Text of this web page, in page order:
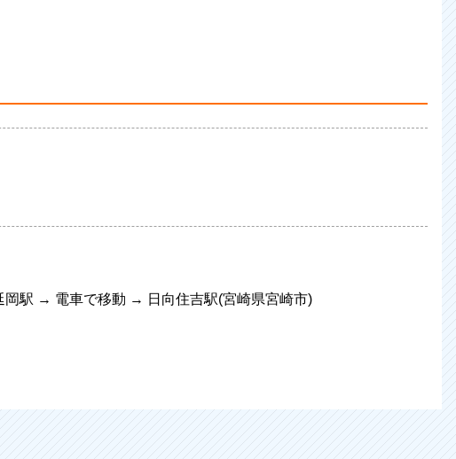
駅 → 電車で移動 → 日向住吉駅(宮崎県宮崎市)